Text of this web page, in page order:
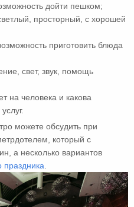
дойти пешком;
просторный, с хорошей
приготовить блюда
свет, звук, помощь
на человека и какова
можете обсудить при
который с
а несколько вариантов
праздника